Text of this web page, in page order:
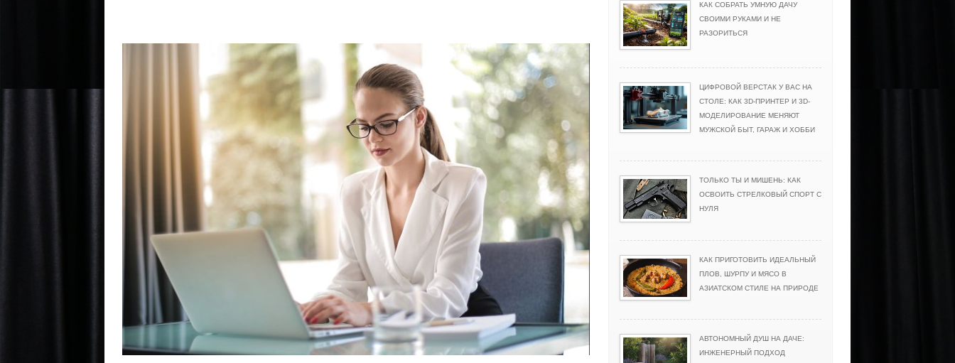
КАК СОБРАТЬ УМНУЮ ДАЧУ
СВОИМИ РУКАМИ И НЕ
РАЗОРИТЬСЯ
ЦИФРОВОЙ ВЕРСТАК У ВАС НА
СТОЛЕ: КАК 3D-ПРИНТЕР И 3D-
МОДЕЛИРОВАНИЕ МЕНЯЮТ
МУЖСКОЙ БЫТ, ГАРАЖ И ХОББИ
ТОЛЬКО ТЫ И МИШЕНЬ: КАК
ОСВОИТЬ СТРЕЛКОВЫЙ СПОРТ С
НУЛЯ
КАК ПРИГОТОВИТЬ ИДЕАЛЬНЫЙ
ПЛОВ, ШУРПУ И МЯСО В
АЗИАТСКОМ СТИЛЕ НА ПРИРОДЕ
АВТОНОМНЫЙ ДУШ НА ДАЧЕ:
ИНЖЕНЕРНЫЙ ПОДХОД